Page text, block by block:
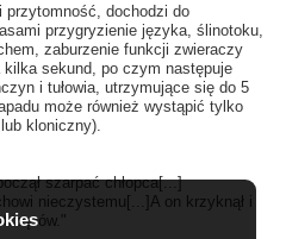
przytomność, dochodzi do
przygryzienie języka, ślinotoku,
zaburzenie funkcji zwieraczy
sekund, po czym następuje
i tułowia, utrzymujące się do 5
może również wystąpić tylko
kloniczny).
szarpać chłopca[...]
nieczystemu[...]A on krzyknął i